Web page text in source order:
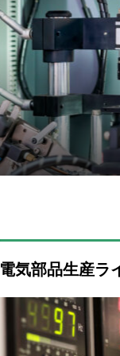
電気部品生産ラ